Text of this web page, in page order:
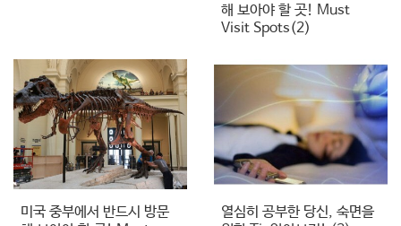
해 보아야 할 곳! Must
Visit Spots(2)
미국 중부에서 반드시 방문
열심히 공부한 당신, 숙면을